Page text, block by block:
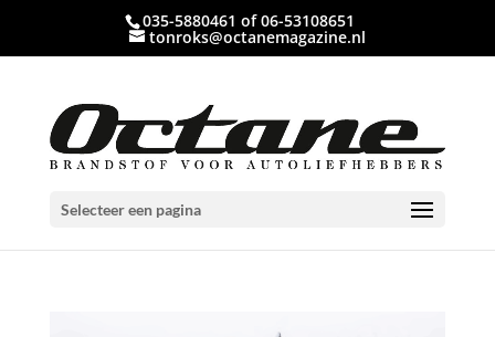
035-5880461 of 06-53108651
tonroks@octanemagazine.nl
Selecteer een pagina